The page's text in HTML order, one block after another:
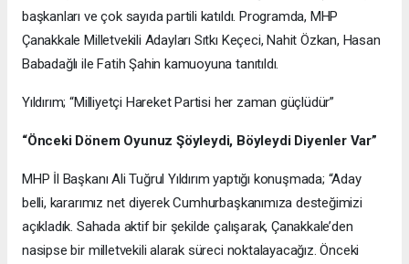
başkanları ve çok sayıda partili katıldı. Programda, MHP
Çanakkale Milletvekili Adayları Sıtkı Keçeci, Nahit Özkan, Hasan
Babadağlı ile Fatih Şahin kamuoyuna tanıtıldı.
Yıldırım; “Milliyetçi Hareket Partisi her zaman güçlüdür”
“Önceki Dönem Oyunuz Şöyleydi, Böyleydi Diyenler Var”
MHP İl Başkanı Ali Tuğrul Yıldırım yaptığı konuşmada; “Aday
belli, kararımız net diyerek Cumhurbaşkanımıza desteğimizi
açıkladık. Sahada aktif bir şekilde çalışarak, Çanakkale’den
nasipse bir milletvekili alarak süreci noktalayacağız. Önceki